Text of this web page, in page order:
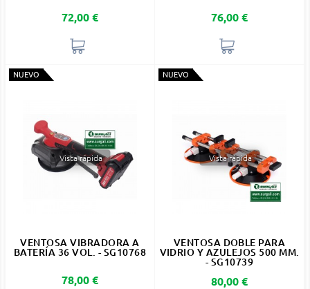
Precio
72,00 € Precio
76,00 €
NUEVO
Vista rápida
VENTOSA VIBRADORA A
BATERÍA 36 VOL. - SG10768
Precio
78,00 €
NUEVO
Vista rápida
VENTOSA DOBLE PARA
VIDRIO Y AZULEJOS 500 MM.
- SG10739
Precio
80,00 €